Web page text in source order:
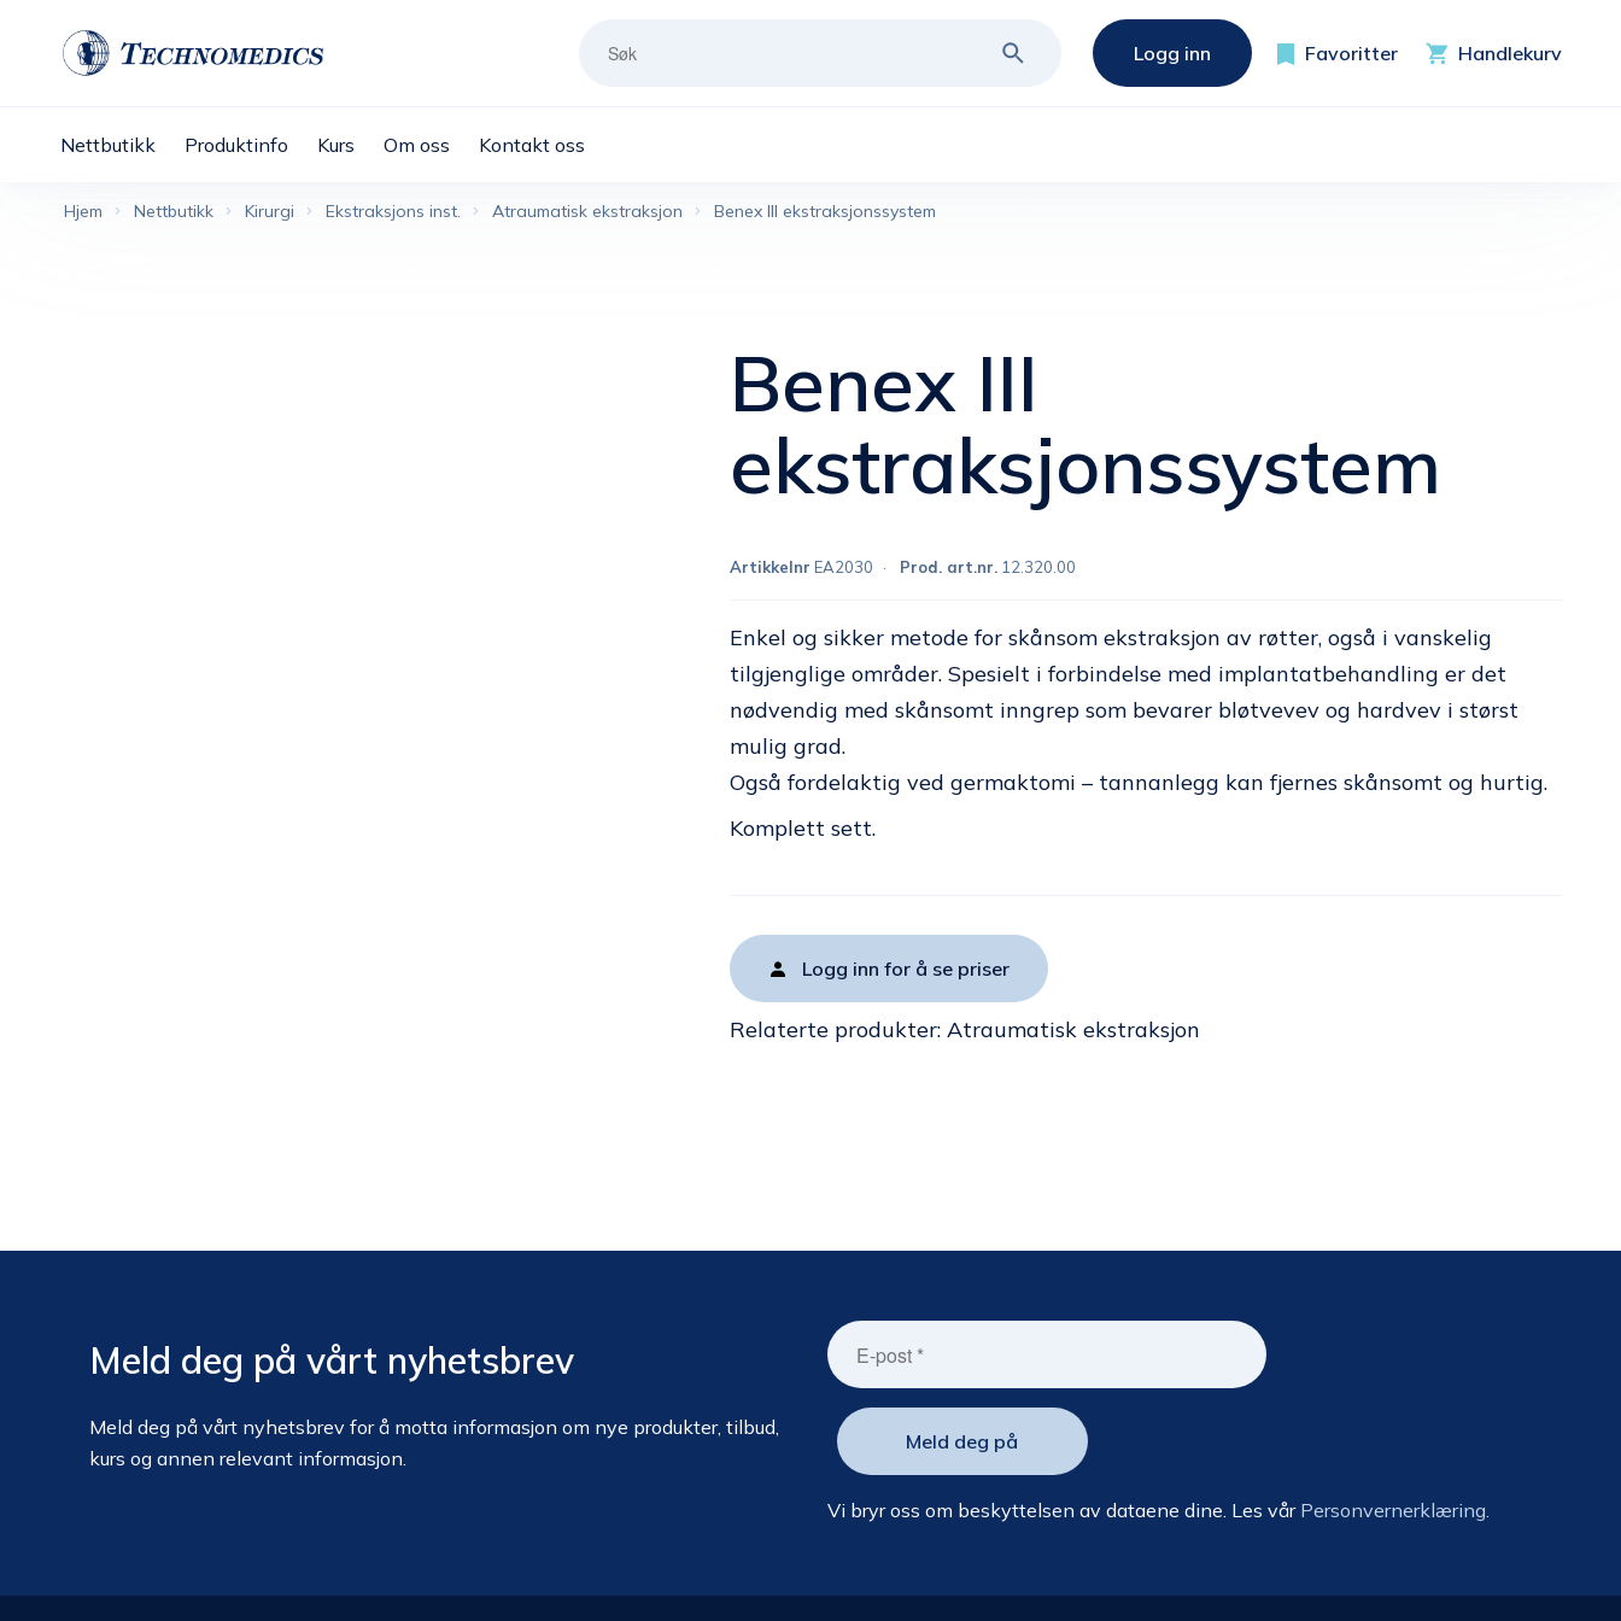
Logg inn Favoritter Handlekurv
Nettbutikk Produktinfo Kurs Om oss Kontakt oss
Hjem Nettbutikk Kirurgi Ekstraksjons inst. Atraumatisk ekstraksjon Benex III ekstraksjonssystem
Benex III
ekstraksjonssystem
Artikkelnr EA2030 Prod. art.nr. 12.320.00
Enkel og sikker metode for skånsom ekstraksjon av røtter, også i vanskelig
tilgjenglige områder. Spesielt i forbindelse med implantatbehandling er det
nødvendig med skånsomt inngrep som bevarer bløtvevev og hardvev i størst
mulig grad.
Også fordelaktig ved germaktomi – tannanlegg kan fjernes skånsomt og hurtig.
Komplett sett.
Logg inn for å se priser
Relaterte produkter:Atraumatisk ekstraksjon
Meld deg på vårt nyhetsbrev
Meld deg på vårt nyhetsbrev for å motta informasjon om nye produkter, tilbud,
kurs og annen relevant informasjon.
Vi bryr oss om beskyttelsen av dataene dine. Les vår Personvernerklæring.